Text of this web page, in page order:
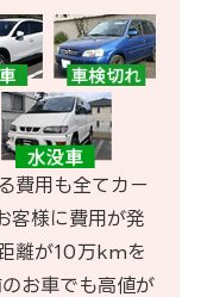
費用も全てカー
客様に費用が発
離が10万kmを
お車でも高値が